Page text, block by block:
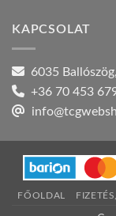
rendelések
KAPCSOLAT
6035
+36 70 453
FŐOLDAL